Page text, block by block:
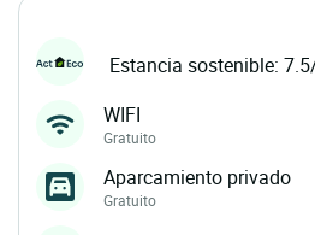
Estancia sostenible:
WIFI
Gratuito
Aparcamiento privado
Gratuito